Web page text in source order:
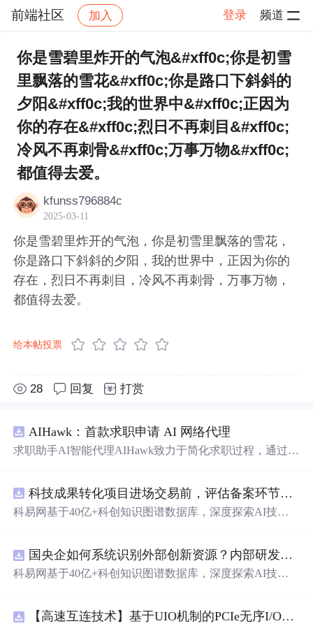
前端社区 加入 登录 频道
社区 前端社区 感慨 帖子详情
你是雪碧里炸开的气泡&#xff0c;你是初雪
里飘落的雪花&#xff0c;你是路口下斜斜的
夕阳&#xff0c;我的世界中&#xff0c;正因为
你的存在&#xff0c;烈日不再刺目&#xff0c;
冷风不再刺骨&#xff0c;万事万物&#xff0c;
都值得去爱。
kfunss796884c
2025-03-11
你是雪碧里炸开的气泡，你是初雪里飘落的雪花，
你是路口下斜斜的夕阳，我的世界中，正因为你的
存在，烈日不再刺目，冷风不再刺骨，万事万物，
都值得去爱。
给本帖投票
28 回复 打赏
AIHawk：首款求职申请 AI 网络代理
求职助手AI智能代理AIHawk致力于简化求职过程，通过自
科技成果转化项目进场交易前，评估备案环节需要准备哪些材料？.docx
科易网基于40亿+科创知识图谱数据库，深度探索AI技术
新领域的AI+数智化解决方案，推动科技创新与产业创新
智能化发展。
国央企如何系统识别外部创新资源？内部研发体系完善，但对外部高校、
科易网基于40亿+科创知识图谱数据库，深度探索AI技术
新领域的AI+数智化解决方案，推动科技创新与产业创新【高速互连技术】基于UIO机制的PCIe无序I/O扩展：多路径架构下内存请求的高性能传输与排序控制方案设计